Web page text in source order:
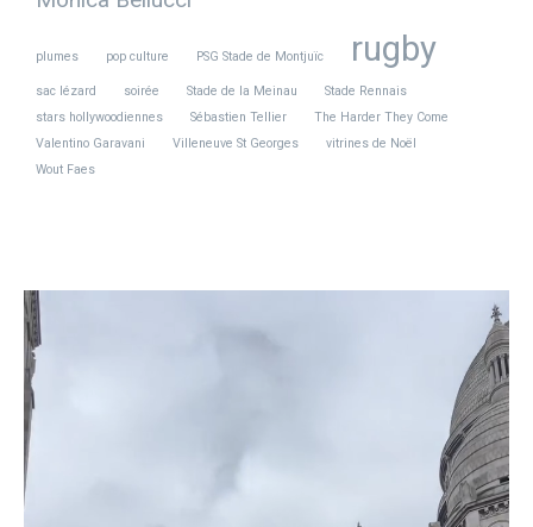
plumes pop culture PSG Stade de Montjuïc rugby
sac lézard soirée Stade de la Meinau
Stade Rennais
stars hollywoodiennes
Sébastien Tellier
The Harder They Come
Valentino Garavani
Villeneuve St Georges
vitrines de Noël
Wout Faes